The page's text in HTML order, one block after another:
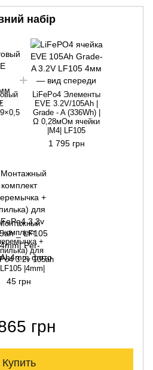
набір
LiFePo4 Элементы
EVE 3.2V/105Ah |
Grade - A (336Wh) |
Ω 0,28мОм ячейки
|M4| LF105
1 795 грн
комплект
+
для
3.2v 105ah
LF105 |4mm|
45 грн
грн
Купить